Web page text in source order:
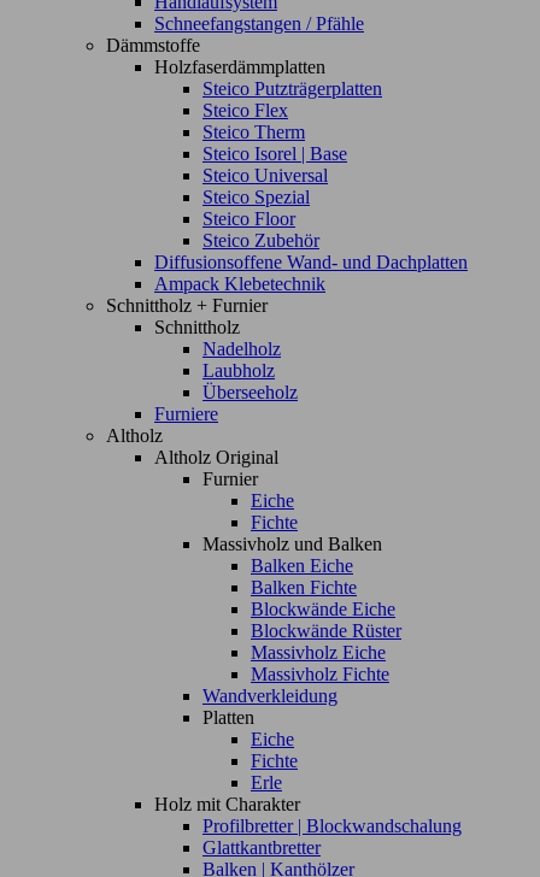
Schneefangstangen / Pfähle
Dämmstoffe
Holzfaserdämmplatten
Steico Putzträgerplatten
Steico Flex
Steico Therm
Steico Isorel | Base
Steico Universal
Steico Spezial
Steico Floor
Steico Zubehör
Diffusionsoffene Wand- und Dachplatten
Ampack Klebetechnik
Schnittholz + Furnier
Schnittholz
Nadelholz
Laubholz
Überseeholz
Furniere
Altholz
Altholz Original
Furnier
Eiche
Fichte
Massivholz und Balken
Balken Eiche
Balken Fichte
Blockwände Eiche
Blockwände Rüster
Massivholz Eiche
Massivholz Fichte
Wandverkleidung
Platten
Eiche
Fichte
Erle
Holz mit Charakter
Profilbretter | Blockwandschalung
Glattkantbretter
Balken | Kanthölzer